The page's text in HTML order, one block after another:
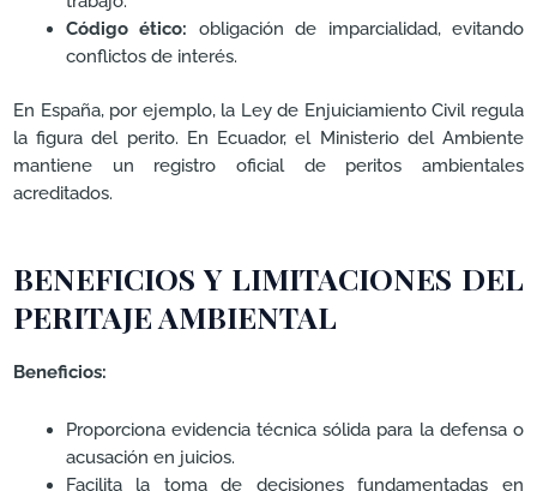
Código ético: obligación de imparcialidad, evitando
conflictos de interés.
En España, por ejemplo, la Ley de Enjuiciamiento Civil regula
la figura del perito. En Ecuador, el Ministerio del Ambiente
mantiene un registro oficial de peritos ambientales
acreditados.
BENEFICIOS Y LIMITACIONES DEL
PERITAJE AMBIENTAL
Beneficios:
Proporciona evidencia técnica sólida para la defensa o
acusación en juicios.
Facilita la toma de decisiones fundamentadas en